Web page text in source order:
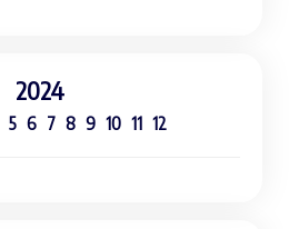
2024
5 6 7 8 9 10 11 12